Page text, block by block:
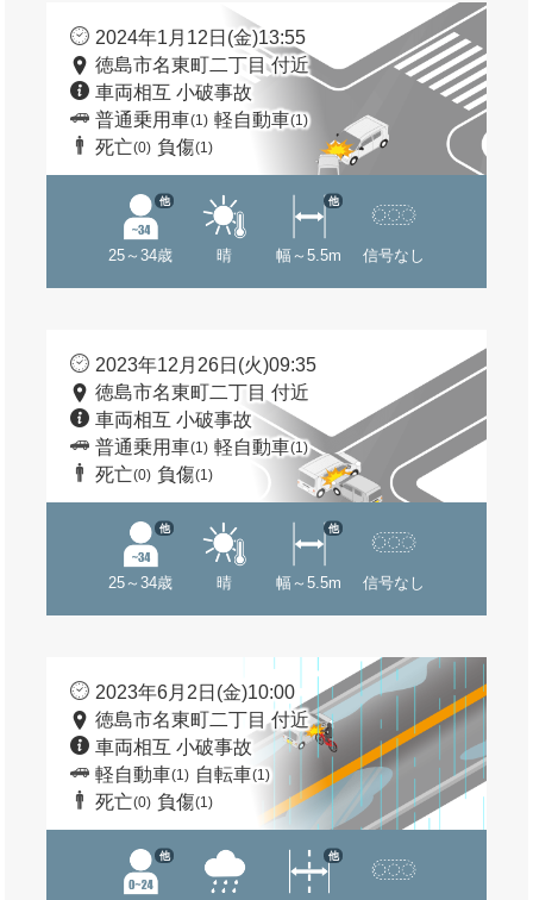
2024年1月12日(金)13:55
徳島市名東町二丁目 付近
車両相互 小破事故
普通乗用車(1) 軽自動車(1)
死亡(0) 負傷(1)
25～34歳
他
晴 幅～5.5m
他
信号なし
2023年12月26日(火)09:35
徳島市名東町二丁目 付近
車両相互 小破事故
普通乗用車(1) 軽自動車(1)
死亡(0) 負傷(1)
25～34歳
他
晴 幅～5.5m
他
信号なし
2023年6月2日(金)10:00
徳島市名東町二丁目 付近
車両相互 小破事故
軽自動車(1) 自転車(1)
死亡(0) 負傷(1)
他 他